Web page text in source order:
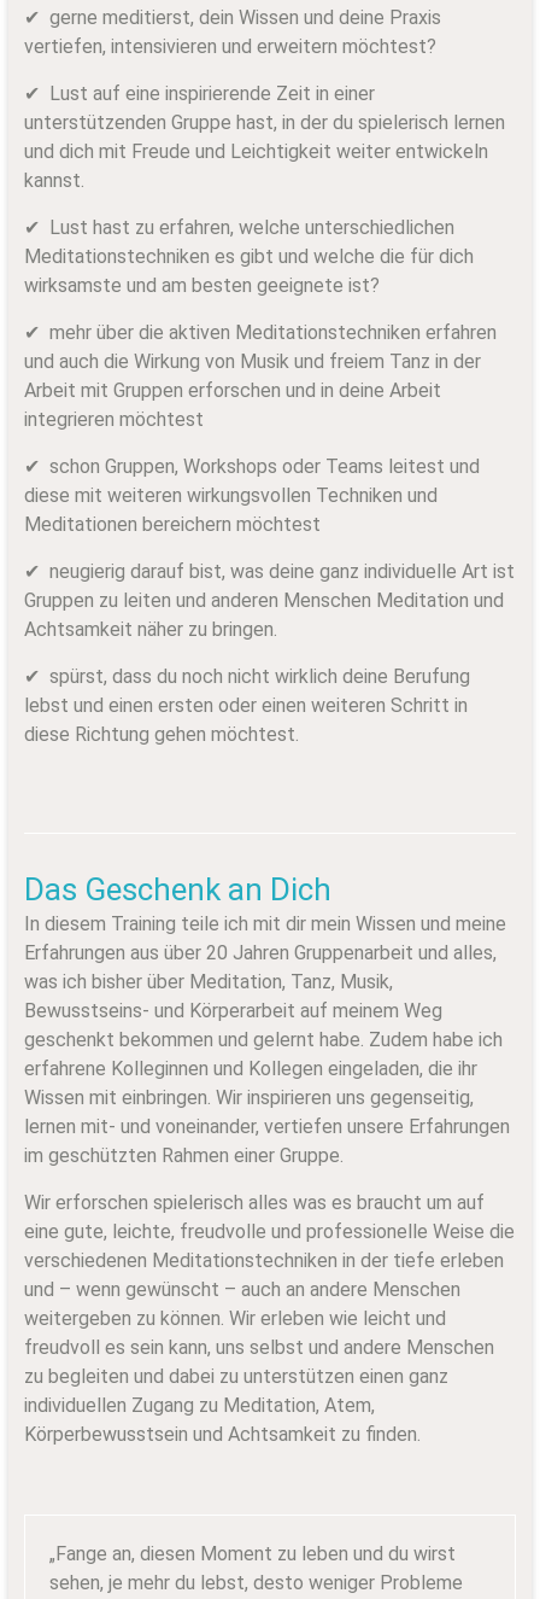
✔ gerne meditierst, dein Wissen und deine Praxis
vertiefen, intensivieren und erweitern möchtest?
✔ Lust auf eine inspirierende Zeit in einer
unterstützenden Gruppe hast, in der du spielerisch lernen
und dich mit Freude und Leichtigkeit weiter entwickeln
kannst.
✔ Lust hast zu erfahren, welche unterschiedlichen
Meditationstechniken es gibt und welche die für dich
wirksamste und am besten geeignete ist?
✔ mehr über die aktiven Meditationstechniken erfahren
und auch die Wirkung von Musik und freiem Tanz in der
Arbeit mit Gruppen erforschen und in deine Arbeit
integrieren möchtest
✔ schon Gruppen, Workshops oder Teams leitest und
diese mit weiteren wirkungsvollen Techniken und
Meditationen bereichern möchtest
✔ neugierig darauf bist, was deine ganz individuelle Art ist
Gruppen zu leiten und anderen Menschen Meditation und
Achtsamkeit näher zu bringen.
✔ spürst, dass du noch nicht wirklich deine Berufung
lebst und einen ersten oder einen weiteren Schritt in
diese Richtung gehen möchtest.
Das Geschenk an Dich
In diesem Training teile ich mit dir mein Wissen und meine
Erfahrungen aus über 20 Jahren Gruppenarbeit und alles,
was ich bisher über Meditation, Tanz, Musik,
Bewusstseins- und Körperarbeit auf meinem Weg
geschenkt bekommen und gelernt habe. Zudem habe ich
erfahrene Kolleginnen und Kollegen eingeladen, die ihr
Wissen mit einbringen. Wir inspirieren uns gegenseitig,
lernen mit- und voneinander, vertiefen unsere Erfahrungen
im geschützten Rahmen einer Gruppe.
Wir erforschen spielerisch alles was es braucht um auf
eine gute, leichte, freudvolle und professionelle Weise die
verschiedenen Meditationstechniken in der tiefe erleben
und – wenn gewünscht – auch an andere Menschen
weitergeben zu können. Wir erleben wie leicht und
freudvoll es sein kann, uns selbst und andere Menschen
zu begleiten und dabei zu unterstützen einen ganz
individuellen Zugang zu Meditation, Atem,
Körperbewusstsein und Achtsamkeit zu finden.
„Fange an, diesen Moment zu leben und du wirst
sehen, je mehr du lebst, desto weniger Probleme